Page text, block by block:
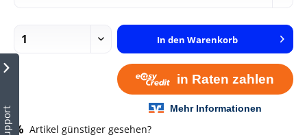
Support
In den Warenkorb
Artikel günstiger gesehen?